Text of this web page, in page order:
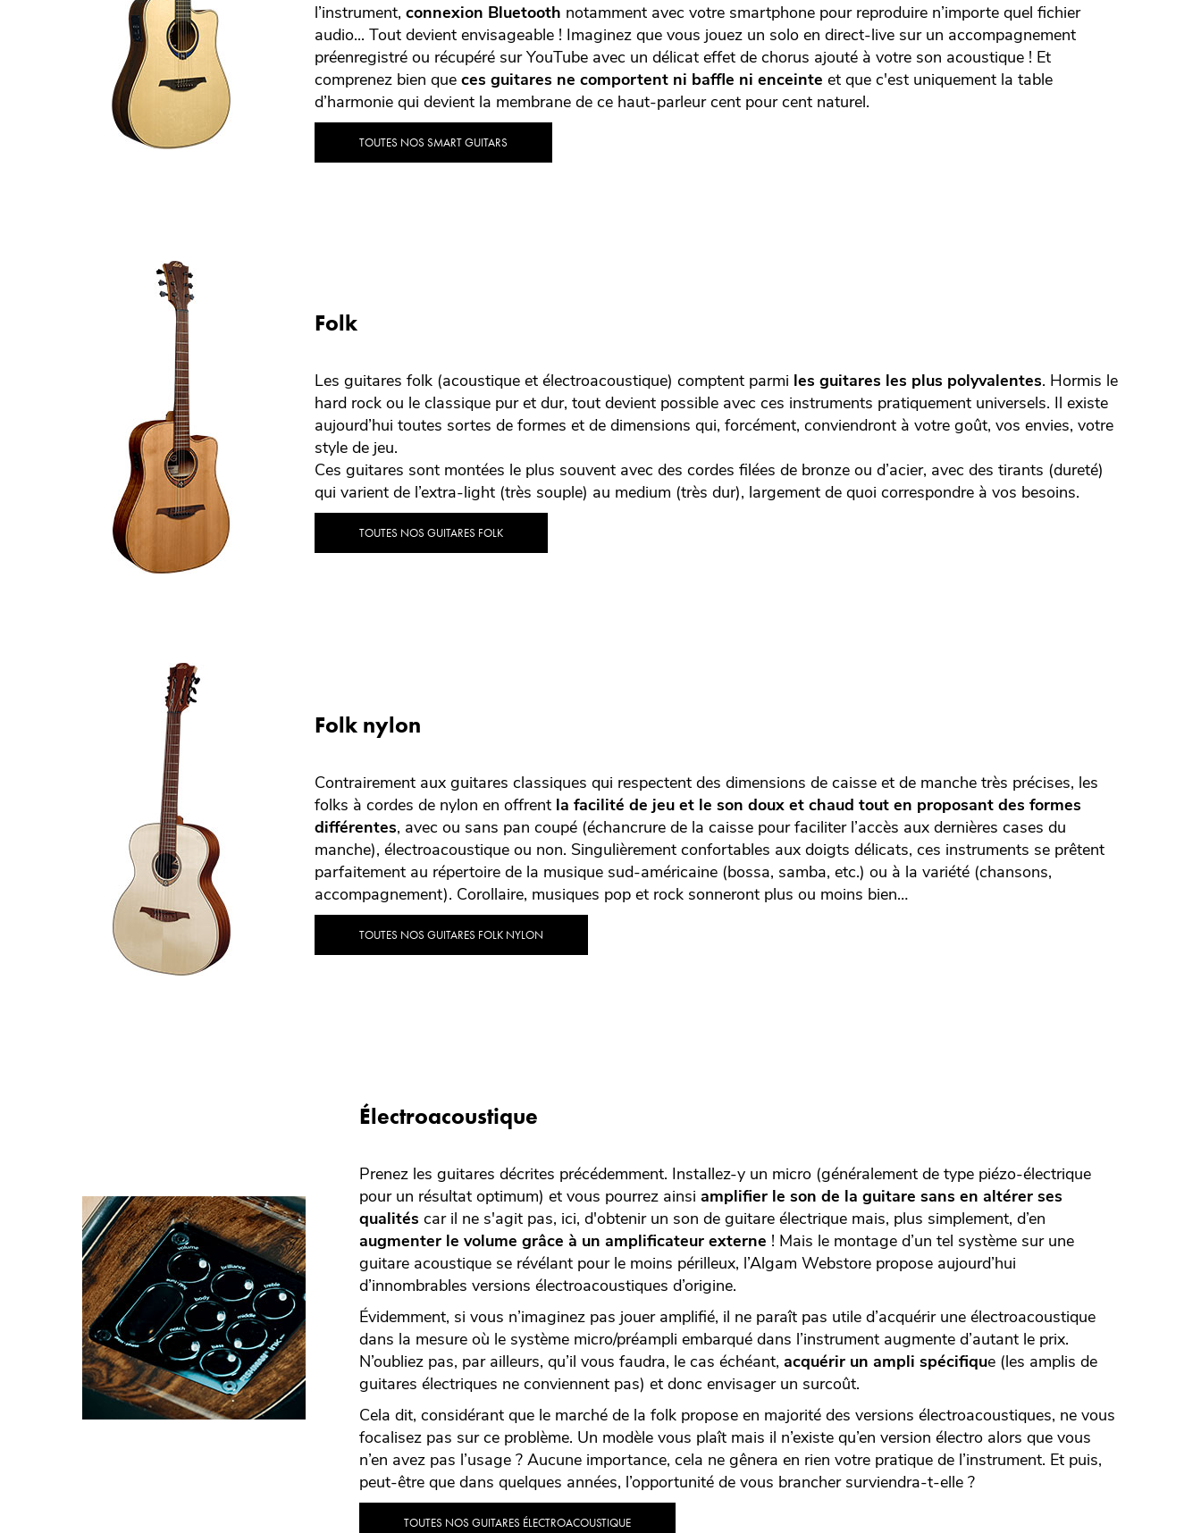
l’instrument, connexion Bluetooth notamment avec votre smartphone pour reproduire n’importe quel fichier
audio... Tout devient envisageable ! Imaginez que vous jouez un solo en direct-live sur un accompagnement
préenregistré ou récupéré sur YouTube avec un délicat effet de chorus ajouté à votre son acoustique ! Et
comprenez bien que ces guitares ne comportent ni baffle ni enceinte et que c'est uniquement la table
d’harmonie qui devient la membrane de ce haut-parleur cent pour cent naturel.
TOUTES NOS SMART GUITARS
Folk
Les guitares folk (acoustique et électroacoustique) comptent parmi les guitares les plus polyvalentes. Hormis le
hard rock ou le classique pur et dur, tout devient possible avec ces instruments pratiquement universels. Il existe
aujourd’hui toutes sortes de formes et de dimensions qui, forcément, conviendront à votre goût, vos envies, votre
style de jeu.
Ces guitares sont montées le plus souvent avec des cordes filées de bronze ou d’acier, avec des tirants (dureté)
qui varient de l’extra-light (très souple) au medium (très dur), largement de quoi correspondre à vos besoins.
TOUTES NOS GUITARES FOLK
Folk nylon
Contrairement aux guitares classiques qui respectent des dimensions de caisse et de manche très précises, les
folks à cordes de nylon en offrent la facilité de jeu et le son doux et chaud tout en proposant des formes
différentes, avec ou sans pan coupé (échancrure de la caisse pour faciliter l’accès aux dernières cases du
manche), électroacoustique ou non. Singulièrement confortables aux doigts délicats, ces instruments se prêtent
parfaitement au répertoire de la musique sud-américaine (bossa, samba, etc.) ou à la variété (chansons,
accompagnement). Corollaire, musiques pop et rock sonneront plus ou moins bien…
TOUTES NOS GUITARES FOLK NYLON
Électroacoustique
Prenez les guitares décrites précédemment. Installez-y un micro (généralement de type piézo-électrique
pour un résultat optimum) et vous pourrez ainsi amplifier le son de la guitare sans en altérer ses
qualités car il ne s'agit pas, ici, d'obtenir un son de guitare électrique mais, plus simplement, d’en
augmenter le volume grâce à un amplificateur externe ! Mais le montage d’un tel système sur une
guitare acoustique se révélant pour le moins périlleux, l’Algam Webstore propose aujourd’hui
d’innombrables versions électroacoustiques d’origine.
Évidemment, si vous n’imaginez pas jouer amplifié, il ne paraît pas utile d’acquérir une électroacoustique
dans la mesure où le système micro/préampli embarqué dans l’instrument augmente d’autant le prix.
N’oubliez pas, par ailleurs, qu’il vous faudra, le cas échéant, acquérir un ampli spécifique (les amplis de
guitares électriques ne conviennent pas) et donc envisager un surcoût.
Cela dit, considérant que le marché de la folk propose en majorité des versions électroacoustiques, ne vous
focalisez pas sur ce problème. Un modèle vous plaît mais il n’existe qu’en version électro alors que vous
n’en avez pas l’usage ? Aucune importance, cela ne gênera en rien votre pratique de l’instrument. Et puis,
peut-être que dans quelques années, l’opportunité de vous brancher surviendra-t-elle ?
TOUTES NOS GUITARES ÉLECTROACOUSTIQUE